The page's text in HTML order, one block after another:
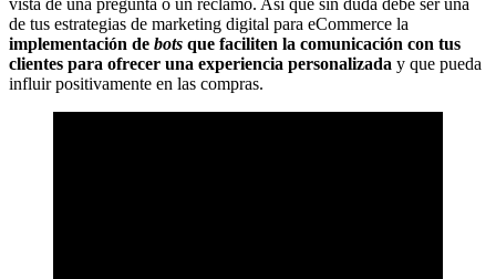
vista de una pregunta o un reclamo. Así que sin duda debe ser una
de tus estrategias de marketing digital para eCommerce la
implementación de bots que faciliten la comunicación con tus
clientes para ofrecer una experiencia personalizada y que pueda
influir positivamente en las compras.